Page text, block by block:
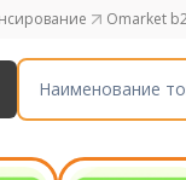
Omarket